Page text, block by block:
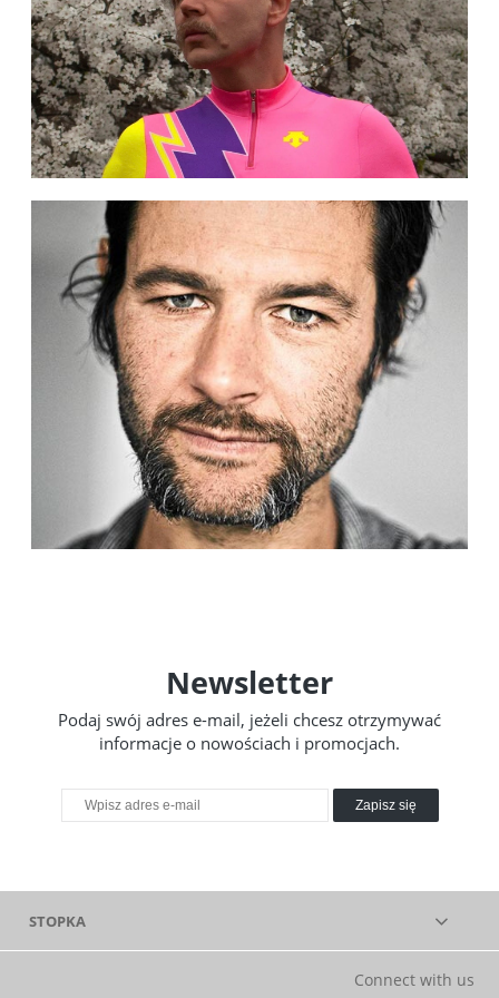
Newsletter
Podaj swój adres e-mail, jeżeli chcesz otrzymywać
informacje o nowościach i promocjach.
Zapisz się
STOPKA
Connect with us